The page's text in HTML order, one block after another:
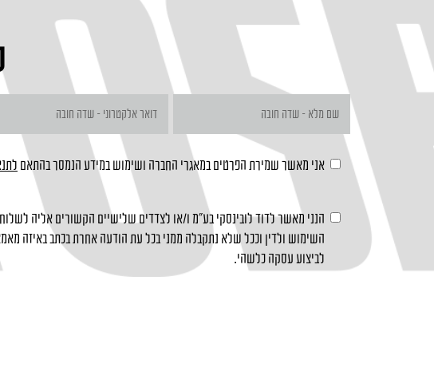
אני מאשר שמירת הפרטים במאגרי החברה ושימוש במידע הנמסר בהתאם
הנני מאשר לדוד לובינסקי בע"מ ו/או לצדדים שלישיים הקשורים אליה
השימוש ולדין וככל שלא נתקבלה ממני בכל עת הודעה אחרת בכתב באיזה
לביצוע עסקה כלשהי.